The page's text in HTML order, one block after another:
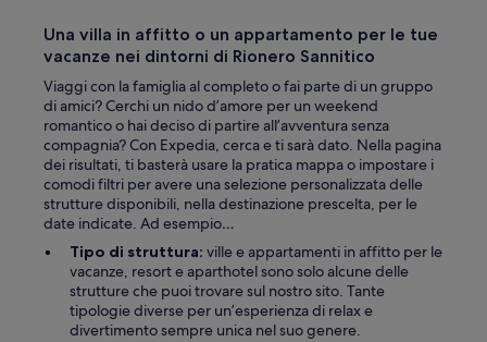
Una villa in affitto o un appartamento per le tue
vacanze nei dintorni di Rionero Sannitico
Viaggi con la famiglia al completo o fai parte di un gruppo
di amici? Cerchi un nido d’amore per un weekend
romantico o hai deciso di partire all’avventura senza
compagnia? Con Expedia, cerca e ti sarà dato. Nella pagina
dei risultati, ti basterà usare la pratica mappa o impostare i
comodi filtri per avere una selezione personalizzata delle
strutture disponibili, nella destinazione prescelta, per le
date indicate. Ad esempio…
Tipo di struttura: ville e appartamenti in affitto per le
vacanze, resort e aparthotel sono solo alcune delle
strutture che puoi trovare sul nostro sito. Tante
tipologie diverse per un’esperienza di relax e
divertimento sempre unica nel suo genere.